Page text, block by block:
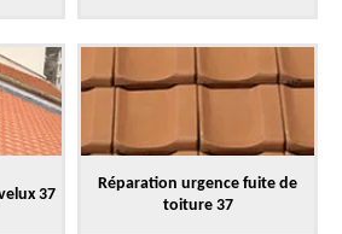
37
Réparation urgence fuite de
toiture 37